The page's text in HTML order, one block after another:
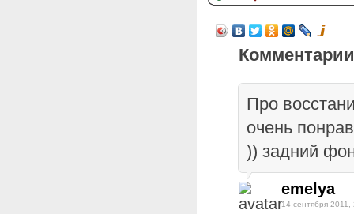
Про
очень
)) задний
emelya
14 сентября 2011,